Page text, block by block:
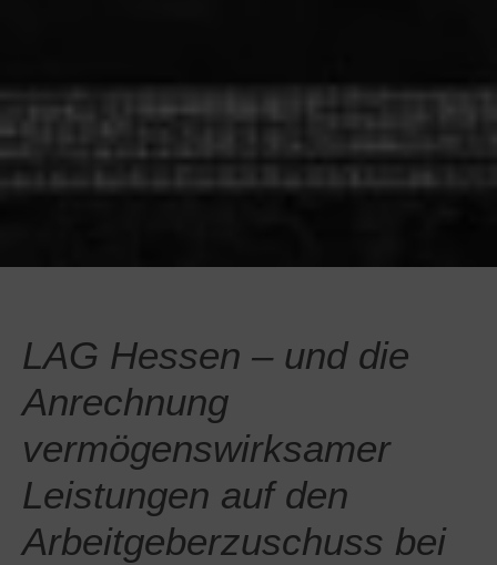
LAG Hessen – und die
Anrechnung
vermögenswirksamer
Leistungen auf den
Arbeitgeberzuschuss bei